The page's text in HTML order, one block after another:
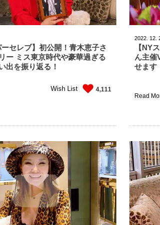
ーセレブ】初公開！青木恵子さ
ー ミス東京時代や豪華過ぎる
出を振り返る！
4,111
Wish List
2022. 12.
【NY
ん主催
せます
Read